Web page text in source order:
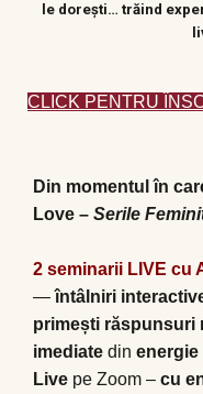
le dorești… trăind
CLICK PENTRU
Din momentul în
Love – Serile
2 seminarii LIVE cu
—întâlniri
primești răspunsuri
imediate din energie
Live pe Zoom – cu